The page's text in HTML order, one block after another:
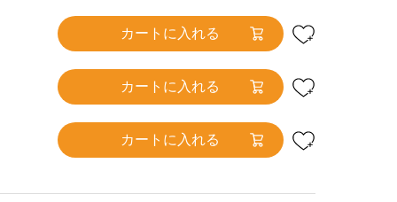
カートに入れる
カートに入れる
カートに入れる